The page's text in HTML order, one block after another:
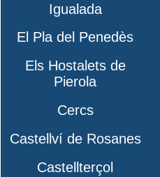
Igualada
El Pla del Penedès
Els Hostalets de
Pierola
Cercs
Castellví de Rosanes
Castellterçol